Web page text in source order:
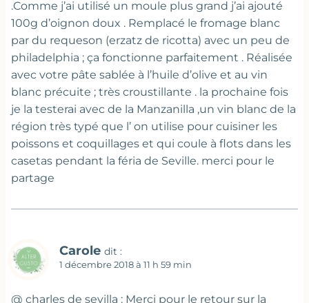
.Comme j’ai utilisé un moule plus grand j’ai ajouté
100g d’oignon doux . Remplacé le fromage blanc
par du requeson (erzatz de ricotta) avec un peu de
philadelphia ; ça fonctionne parfaitement . Réalisée
avec votre pâte sablée à l’huile d’olive et au vin
blanc précuite ; très croustillante . la prochaine fois
je la testerai avec de la Manzanilla ,un vin blanc de la
région très typé que l’ on utilise pour cuisiner les
poissons et coquillages et qui coule à flots dans les
casetas pendant la féria de Seville. merci pour le
partage
Carole dit :
1 décembre 2018 à 11 h 59 min
@ charles de sevilla : Merci pour le retour sur la